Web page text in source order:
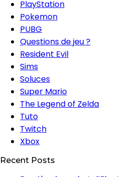
PlayStation
Pokemon
PUBG
Questions de jeu ?
Resident Evil
Sims
Soluces
Super Mario
The Legend of Zelda
Tuto
Twitch
Xbox
Recent Posts